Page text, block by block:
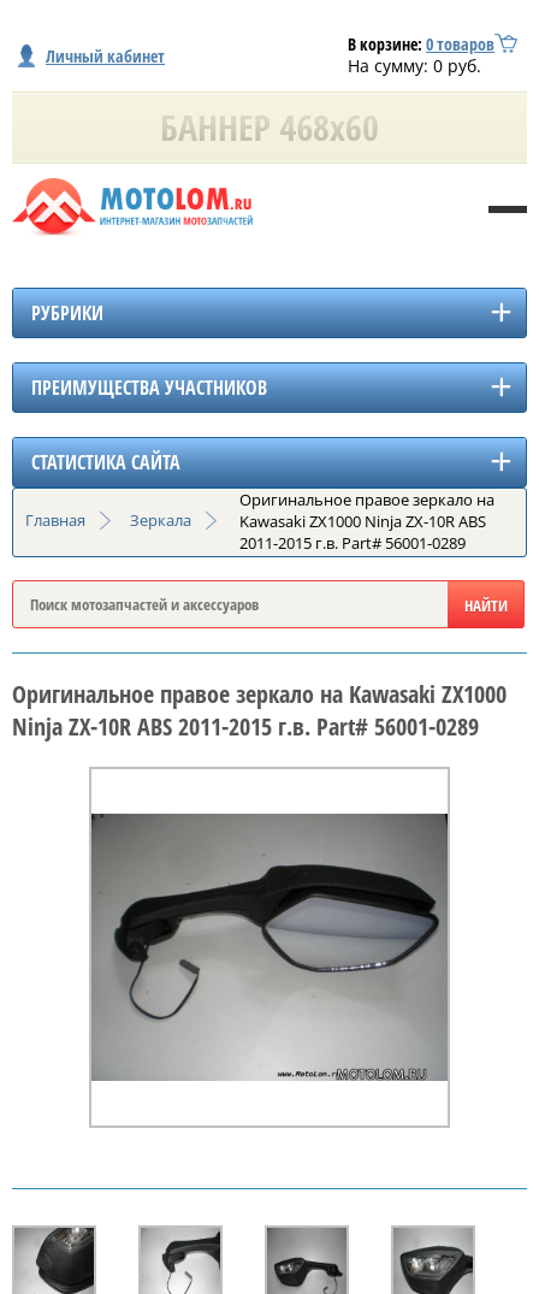
Личный кабинет В корзине: 0товаров
На сумму: 0 руб.
РУБРИКИ
ПРЕИМУЩЕСТВА УЧАСТНИКОВ
СТАТИСТИКА САЙТА
Главная Зеркала
Оригинальное правое зеркало на
Kawasaki ZX1000 Ninja ZX-10R ABS
2011-2015 г.в. Part# 56001-0289
Оригинальное правое зеркало на Kawasaki ZX1000
Ninja ZX-10R ABS 2011-2015 г.в. Part# 56001-0289